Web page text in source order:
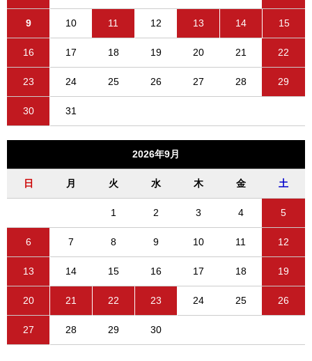
9 10 11 12 13 14 15
16 17 18 19 20 21 22
23 24 25 26 27 28 29
30 31
2026年9月
日 月 火 水 木 金 土
1 2 3 4 5
6 7 8 9 10 11 12
13 14 15 16 17 18 19
20 21 22 23 24 25 26
27 28 29 30